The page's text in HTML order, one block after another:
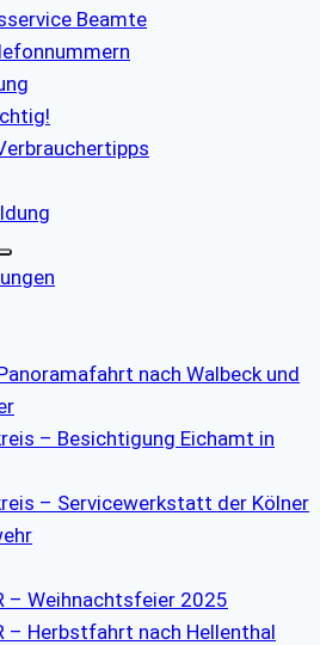
Beamte
nach Walbeck und
– Besichtigung Eichamt in
– Servicewerkstatt der Kölner
– Weihnachtsfeier 2025
– Herbstfahrt nach Hellenthal